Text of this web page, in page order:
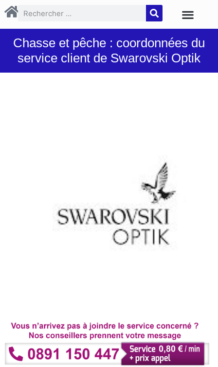
Chasse et pêche : coordonnées du
service client de Swarovski Optik